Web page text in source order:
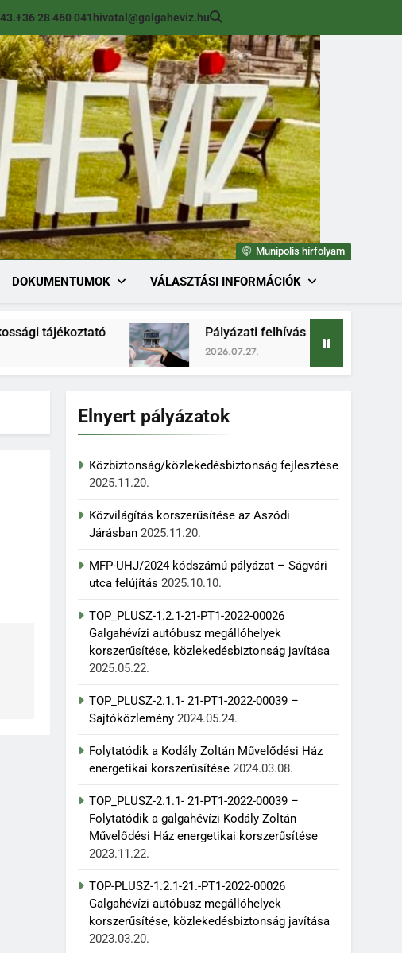
+36 28 460 041 hivatal@galgaheviz.hu
Munipolis hírfolyam
DOKUMENTUMOK VÁLASZTÁSI INFORMÁCIÓK
Pályázati felhívás (módosított) ingatlan
2026.07.27.
Elnyert pályázatok
Közbiztonság/közlekedésbiztonság fejlesztése
2025.11.20.
Közvilágítás korszerűsítése az Aszódi
Járásban 2025.11.20.
MFP-UHJ/2024 kódszámú pályázat – Ságvári
utca felújítás 2025.10.10.
TOP_PLUSZ-1.2.1-21-PT1-2022-00026
Galgahévízi autóbusz megállóhelyek
korszerűsítése, közlekedésbiztonság javítása
2025.05.22.
TOP_PLUSZ-2.1.1- 21-PT1-2022-00039 –
Sajtóközlemény 2024.05.24.
Folytatódik a Kodály Zoltán Művelődési Ház
energetikai korszerűsítése 2024.03.08.
TOP_PLUSZ-2.1.1- 21-PT1-2022-00039 –
Folytatódik a galgahévízi Kodály Zoltán
Művelődési Ház energetikai korszerűsítése
2023.11.22.
TOP-PLUSZ-1.2.1-21.-PT1-2022-00026
Galgahévízi autóbusz megállóhelyek
korszerűsítése, közlekedésbiztonság javítása
2023.03.20.